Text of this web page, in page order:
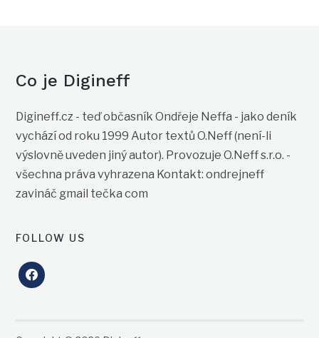
Co je Digineff
Digineff.cz - teď občasník Ondřeje Neffa - jako deník
vychází od roku 1999 Autor textů O.Neff (není-li
výslovně uveden jiný autor). Provozuje O.Neff s.r.o. -
všechna práva vyhrazena Kontakt: ondrejneff
zavináč gmail tečka com
FOLLOW US
facebook